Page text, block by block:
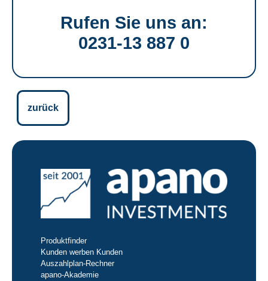
Rufen Sie uns an:
0231-13 887 0
zurück
Produktfinder
Kunden werben Kunden
Auszahlplan-Rechner
apano-Akademie